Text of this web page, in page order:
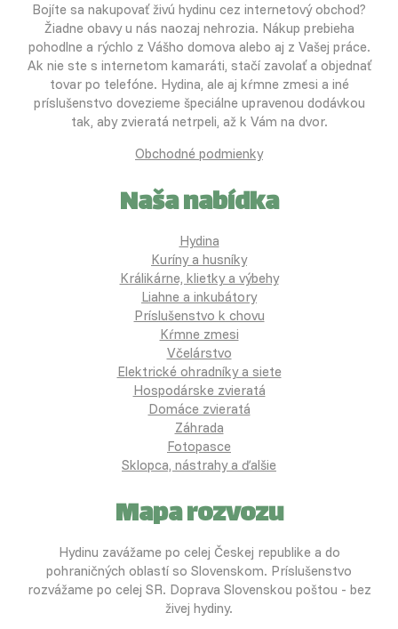
Bojíte sa nakupovať živú hydinu cez internetový obchod?
Žiadne obavy u nás naozaj nehrozia. Nákup prebieha
pohodlne a rýchlo z Vášho domova alebo aj z Vašej práce.
Ak nie ste s internetom kamaráti, stačí zavolať a objednať
tovar po telefóne. Hydina, ale aj kŕmne zmesi a iné
príslušenstvo dovezieme špeciálne upravenou dodávkou
tak, aby zvieratá netrpeli, až k Vám na dvor.
Obchodné podmienky
Naša nabídka
Hydina
Kuríny a husníky
Králikárne, klietky a výbehy
Liahne a inkubátory
Príslušenstvo k chovu
Kŕmne zmesi
Včelárstvo
Elektrické ohradníky a siete
Hospodárske zvieratá
Domáce zvieratá
Záhrada
Fotopasce
Sklopca, nástrahy a ďalšie
Mapa rozvozu
Hydinu zavážame po celej Českej republike a do
pohraničných oblastí so Slovenskom. Príslušenstvo
rozvážame po celej SR. Doprava Slovenskou poštou - bez
živej hydiny.